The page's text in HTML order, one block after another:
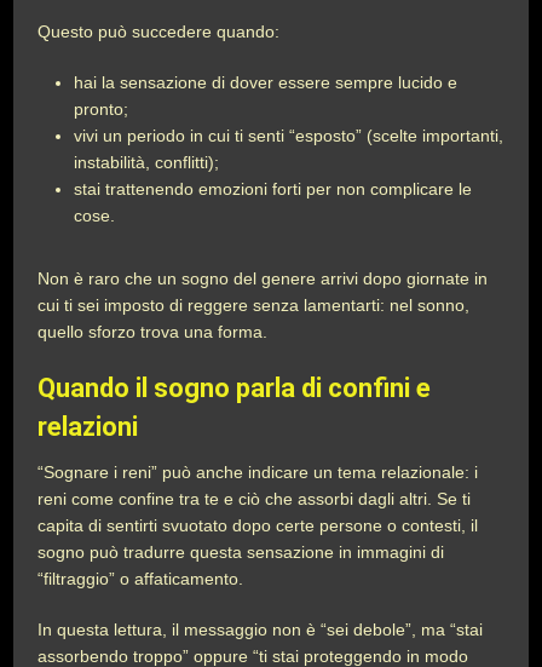
Questo può succedere quando:
hai la sensazione di dover essere sempre lucido e
pronto;
vivi un periodo in cui ti senti “esposto” (scelte importanti,
instabilità, conflitti);
stai trattenendo emozioni forti per non complicare le
cose.
Non è raro che un sogno del genere arrivi dopo giornate in
cui ti sei imposto di reggere senza lamentarti: nel sonno,
quello sforzo trova una forma.
Quando il sogno parla di confini e
relazioni
“Sognare i reni” può anche indicare un tema relazionale: i
reni come confine tra te e ciò che assorbi dagli altri. Se ti
capita di sentirti svuotato dopo certe persone o contesti, il
sogno può tradurre questa sensazione in immagini di
“filtraggio” o affaticamento.
In questa lettura, il messaggio non è “sei debole”, ma “stai
assorbendo troppo” oppure “ti stai proteggendo in modo